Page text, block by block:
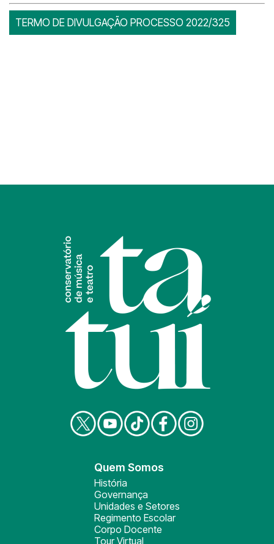
TERMO DE DIVULGAÇÃO PROCESSO 2022/325
Quem Somos
História
Governança
Unidades e Setores
Regimento Escolar
Corpo Docente
Tour Virtual